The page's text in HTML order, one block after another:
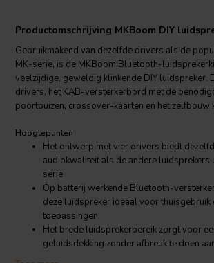
Productomschrijving MKBoom DIY
Gebruikmakend van dezelfde drivers als de
MK-serie, is de MKBoom Bluetooth-
veelzijdige, geweldig klinkende DIY luidspreker.
drivers, het KAB-versterkerbord met de
poortbuizen, crossover-kaarten en het zelfbouw
Hoogtepunten
Het ontwerp met vier drivers biedt
audiokwaliteit als de andere luidsprekers
serie
Op batterij werkende Bluetooth-
deze luidspreker ideaal voor thuisgebruik
toepassingen.
Het brede luidsprekerbereik zorgt voor
geluidsdekking zonder afbreuk te doen